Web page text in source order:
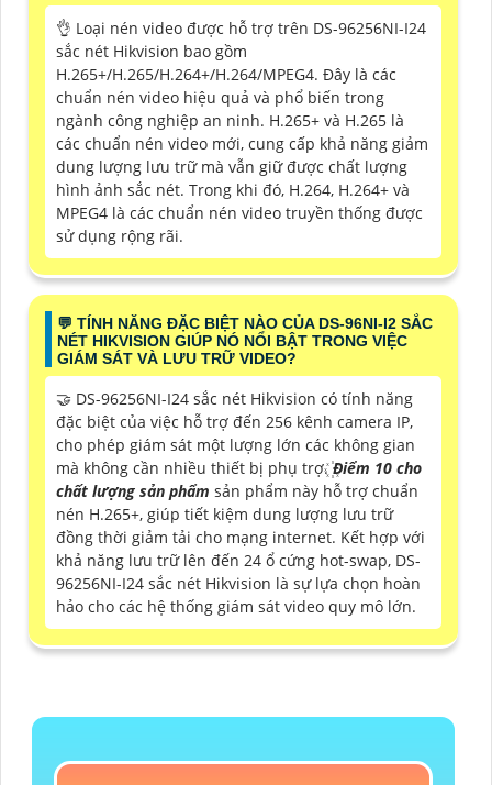
👌 Loại nén video được hỗ trợ trên DS-96256NI-I24
sắc nét Hikvision bao gồm
H.265+/H.265/H.264+/H.264/MPEG4. Đây là các
chuẩn nén video hiệu quả và phổ biến trong
ngành công nghiệp an ninh. H.265+ và H.265 là
các chuẩn nén video mới, cung cấp khả năng giảm
dung lượng lưu trữ mà vẫn giữ được chất lượng
hình ảnh sắc nét. Trong khi đó, H.264, H.264+ và
MPEG4 là các chuẩn nén video truyền thống được
sử dụng rộng rãi.
️💬 TÍNH NĂNG ĐẶC BIỆT NÀO CỦA DS-96NI-I2 SẮC
NÉT HIKVISION GIÚP NÓ NỔI BẬT TRONG VIỆC
GIÁM SÁT VÀ LƯU TRỮ VIDEO?
🤝 DS-96256NI-I24 sắc nét Hikvision có tính năng
đặc biệt của việc hỗ trợ đến 256 kênh camera IP,
cho phép giám sát một lượng lớn các không gian
mà không cần nhiều thiết bị phụ trợ. ꙰Điểm 10 cho
chất lượng sản phẩm sản phẩm này hỗ trợ chuẩn
nén H.265+, giúp tiết kiệm dung lượng lưu trữ
đồng thời giảm tải cho mạng internet. Kết hợp với
khả năng lưu trữ lên đến 24 ổ cứng hot-swap, DS-
96256NI-I24 sắc nét Hikvision là sự lựa chọn hoàn
hảo cho các hệ thống giám sát video quy mô lớn.